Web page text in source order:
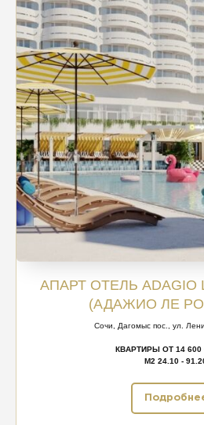
АПАРТ ОТЕЛЬ ADAGIO
(АДАЖИО ЛЕ
Сочи, Дагомыс пос., ул.
КВАРТИРЫ ОТ 14 600
М2 24.10 -